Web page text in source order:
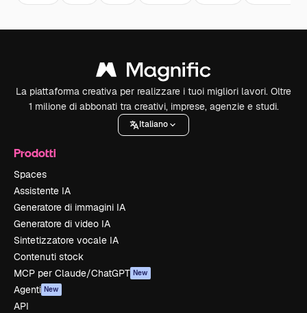
La piattaforma creativa per realizzare i tuoi migliori lavori. Oltre
1 milione di abbonati tra creativi, imprese, agenzie e studi.
Italiano
Prodotti
Spaces
Assistente IA
Generatore di immagini IA
Generatore di video IA
Sintetizzatore vocale IA
Contenuti stock
MCP per Claude/ChatGPT New
Agenti New
API